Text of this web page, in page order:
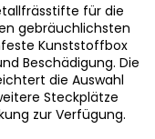
für die
gebräuchlichsten
Kunststoffbox
Beschädigung. Die
die Auswahl
Steckplätze
zur Verfügung.